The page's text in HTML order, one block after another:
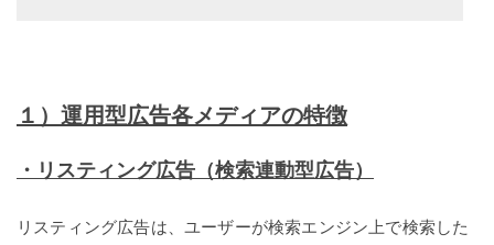
１）運用型広告各メディアの特徴
・リスティング広告（検索連動型広告）
リスティング広告は、ユーザーが検索エンジン上で検索した